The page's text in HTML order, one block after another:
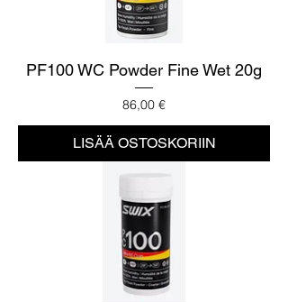
PF100 WC Powder Fine Wet 20g
Hinta
86,00 €
LISÄÄ OSTOSKORIIN